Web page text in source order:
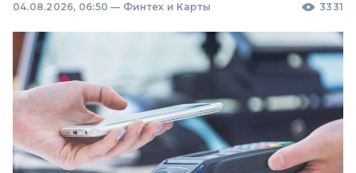
04.08.2026, 06:50 — Финтех и Карты 3331